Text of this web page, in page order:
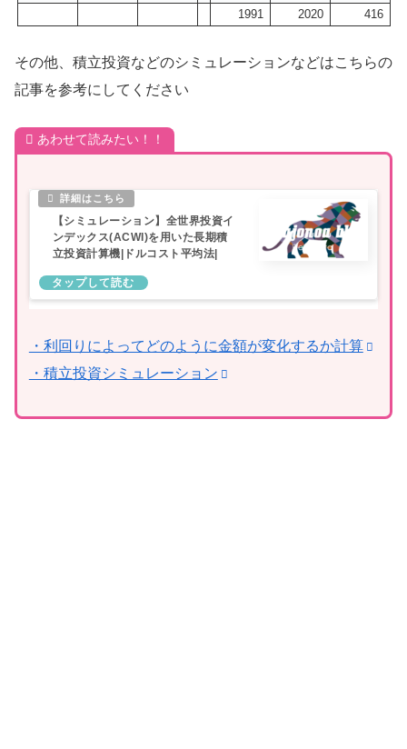
1991 2020 416
その他、積立投資などのシミュレーションなどはこちらの
記事を参考にしてください
あわせて読みたい！！
【シミュレーション】全世界投資イ
ンデックス(ACWI)を用いた長期積
立投資計算機|ドルコスト平均法|
・利回りによってどのように金額が変化するか計算
・積立投資シミュレーション